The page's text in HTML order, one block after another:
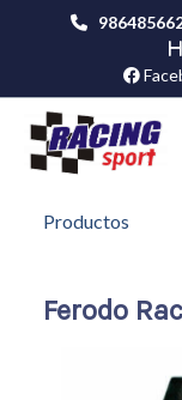
Productos
Ferodo